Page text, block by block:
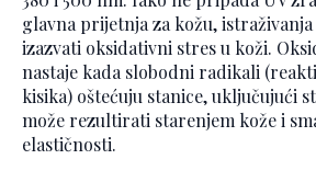
glavna prijetnja za kožu,
izazvati oksidativni stres u koži.
nastaje kada slobodni radikali
kisika) oštećuju stanice, uključujući
može rezultirati starenjem kože i
elastičnosti.